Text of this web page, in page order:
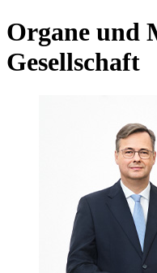
Organe und
Gesellschaft